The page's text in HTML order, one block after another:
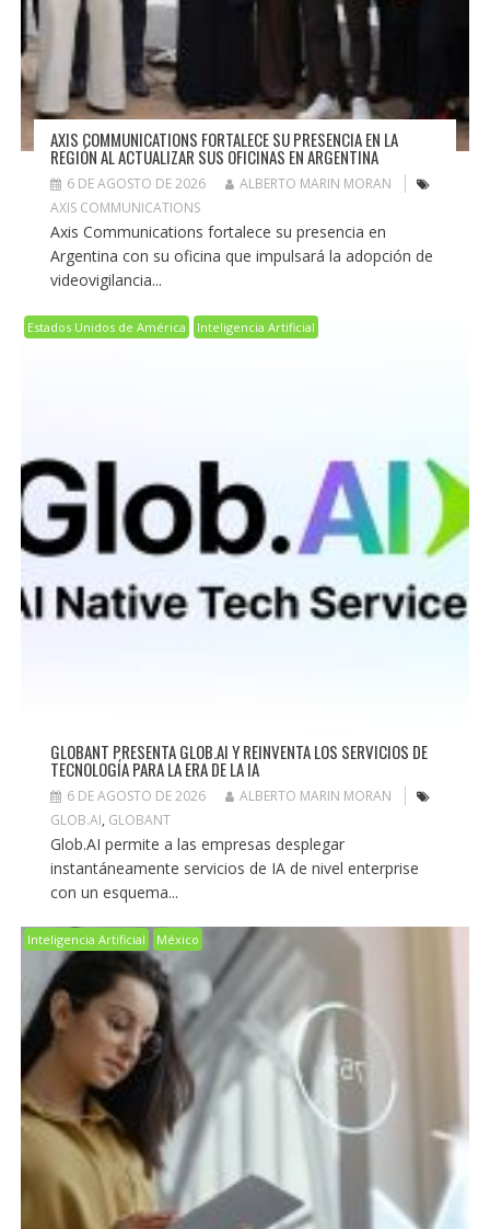
AXIS COMMUNICATIONS FORTALECE SU PRESENCIA EN LA
REGIÓN AL ACTUALIZAR SUS OFICINAS EN ARGENTINA
6 DE AGOSTO DE 2026
ALBERTO MARIN MORAN
AXIS COMMUNICATIONS
Axis Communications fortalece su presencia en
Argentina con su oficina que impulsará la adopción de
videovigilancia...
Estados Unidos de América Inteligencia Artificial
GLOBANT PRESENTA GLOB.AI Y REINVENTA LOS SERVICIOS DE
TECNOLOGÍA PARA LA ERA DE LA IA
6 DE AGOSTO DE 2026
ALBERTO MARIN MORAN
GLOB.AI, GLOBANT
Glob.AI permite a las empresas desplegar
instantáneamente servicios de IA de nivel enterprise
con un esquema...
Inteligencia Artificial México